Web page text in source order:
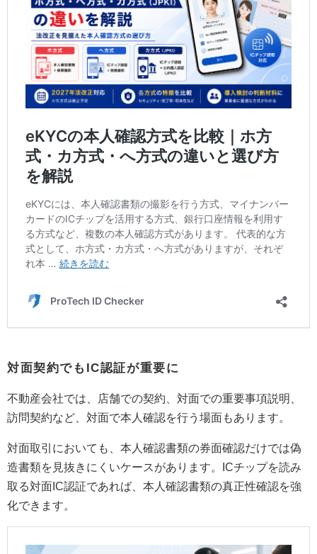
対面契約でもIC認証が重要に
不動産会社では、店舗での契約、対面での重要事項説明、
訪問契約など、対面で本人確認を行う場面もあります。
対面取引においても、本人確認書類の券面確認だけでは偽
造書類を見抜きにくいケースがあります。ICチップを読み
取る対面IC認証であれば、本人確認書類の真正性確認を強
化できます。